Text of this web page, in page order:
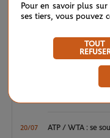
WTA / ATP : une
20/07 ATP / WTA : se
Pour en savoir plus
ses tiers, vous pouvez
TOUT